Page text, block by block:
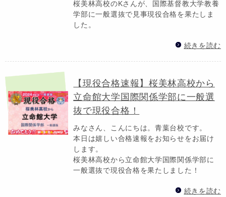
桜美林高校のKさんが、国際基督教大学教養
学部に一般選抜で見事現役合格を果たしま
した。
続きを読む
【現役合格速報】桜美林高校から
立命館大学国際関係学部に一般選
抜で現役合格！
みなさん、こんにちは。青葉台校です。
本日は嬉しい合格速報をお知らせをお届け
します。
桜美林高校から立命館大学国際関係学部に
一般選抜で現役合格を果たしました！
続きを読む